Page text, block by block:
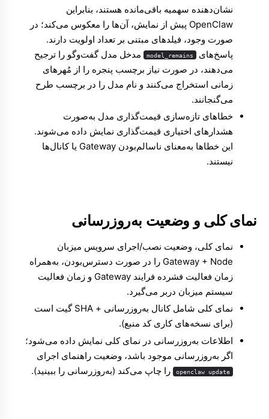
نشان‌دهنده سهمیه باقی‌مانده هستند، بنابراین
OpenClaw پیش از نمایش، آن‌ها را معکوس می‌کند؛ در
صورت وجود، فیلدهای مبتنی بر تعداد اولویت دارند.
پاسخ‌های
model_remains مدخل مدل گفت‌وگو را ترجیح
می‌دهند، در صورت نیاز برچسب پنجره را از مُهرهای
زمانی استخراج می‌کنند و نام مدل را در برچسب طرح
می‌گنجانند.
خطاهای تازه‌سازی قیمت‌گذاری مدل به‌صورت
هشدارهای اختیاری قیمت‌گذاری نمایش داده می‌شوند.
این خطاها به‌معنای ناسالم‌بودن Gateway یا کانال‌ها
نیستند.
نمای کلی و وضعیت به‌روزرسانی
نمای کلی، وضعیت نصب/اجرای سرویس میزبان
Gateway + Node را در صورت دسترس‌بودن، به‌همراه
زمان فعالیت فشرده فرایند Gateway و زمان فعالیت
سیستم میزبان دربر می‌گیرد.
نمای کلی شامل کانال به‌روزرسانی + SHA گیت است
(برای نسخه‌های کاری کد منبع).
اطلاعات به‌روزرسانی در نمای کلی نمایش داده می‌شود؛
اگر به‌روزرسانی موجود باشد، وضعیت راهنمای اجرای
openclaw update را چاپ می‌کند (به‌روزرسانی را ببینید).